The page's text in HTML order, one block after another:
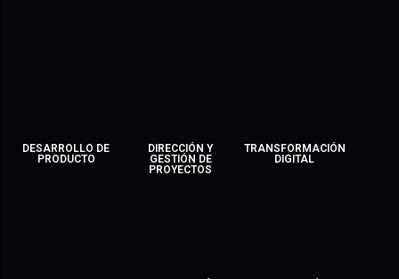
DESARROLLO DE
PRODUCTO
DIRECCIÓN Y
GESTIÓN DE
PROYECTOS
TRANSFORMACIÓN
DIGITAL